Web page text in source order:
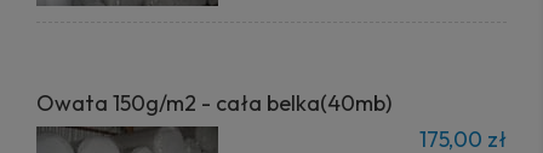
Owata 150g/m2 - cała belka(40mb)
175,00 zł